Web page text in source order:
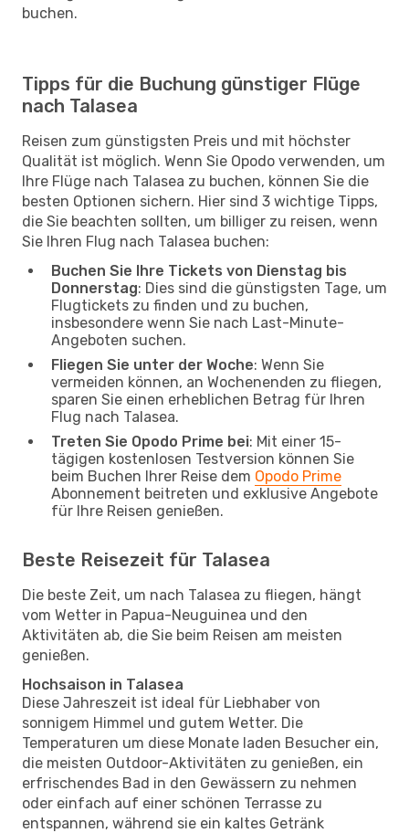
buchen.
Tipps für die Buchung günstiger Flüge
nach Talasea
Reisen zum günstigsten Preis und mit höchster
Qualität ist möglich. Wenn Sie Opodo verwenden, um
Ihre Flüge nach Talasea zu buchen, können Sie die
besten Optionen sichern. Hier sind 3 wichtige Tipps,
die Sie beachten sollten, um billiger zu reisen, wenn
Sie Ihren Flug nach Talasea buchen:
Buchen Sie Ihre Tickets von Dienstag bis
Donnerstag: Dies sind die günstigsten Tage, um
Flugtickets zu finden und zu buchen,
insbesondere wenn Sie nach Last-Minute-
Angeboten suchen.
Fliegen Sie unter der Woche: Wenn Sie
vermeiden können, an Wochenenden zu fliegen,
sparen Sie einen erheblichen Betrag für Ihren
Flug nach Talasea.
Treten Sie Opodo Prime bei: Mit einer 15-
tägigen kostenlosen Testversion können Sie
beim Buchen Ihrer Reise dem Opodo Prime
Abonnement beitreten und exklusive Angebote
für Ihre Reisen genießen.
Beste Reisezeit für Talasea
Die beste Zeit, um nach Talasea zu fliegen, hängt
vom Wetter in Papua-Neuguinea und den
Aktivitäten ab, die Sie beim Reisen am meisten
genießen.
Hochsaison in Talasea
Diese Jahreszeit ist ideal für Liebhaber von
sonnigem Himmel und gutem Wetter. Die
Temperaturen um diese Monate laden Besucher ein,
die meisten Outdoor-Aktivitäten zu genießen, ein
erfrischendes Bad in den Gewässern zu nehmen
oder einfach auf einer schönen Terrasse zu
entspannen, während sie ein kaltes Getränk